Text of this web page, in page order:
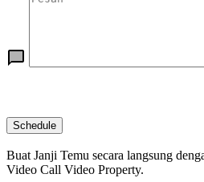
Buat Janji Temu secara langsung
Video Call Video Property.